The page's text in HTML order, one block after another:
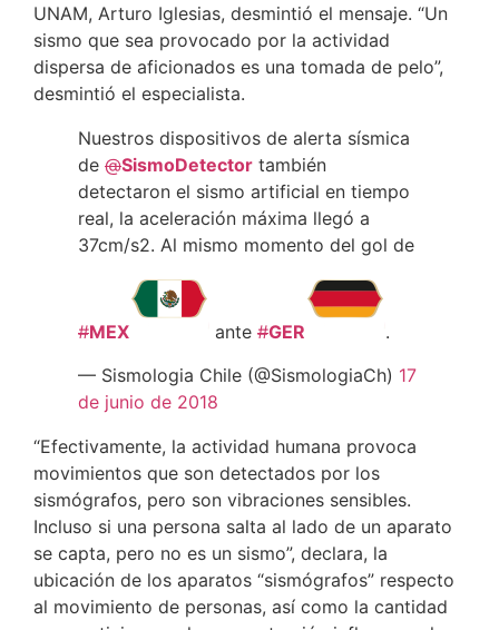
UNAM, Arturo Iglesias, desmintió el mensaje. “Un
sismo que sea provocado por la actividad
dispersa de aficionados es una tomada de pelo”,
desmintió el especialista.
Nuestros dispositivos de alerta sísmica
de @SismoDetector también
detectaron el sismo artificial en tiempo
real, la aceleración máxima llegó a
37cm/s2. Al mismo momento del gol de
#MEX ante #GER
.
— Sismologia Chile (@SismologiaCh) 17
de junio de 2018
“Efectivamente, la actividad humana provoca
movimientos que son detectados por los
sismógrafos, pero son vibraciones sensibles.
Incluso si una persona salta al lado de un aparato
se capta, pero no es un sismo”, declara, la
ubicación de los aparatos “sismógrafos” respecto
al movimiento de personas, así como la cantidad